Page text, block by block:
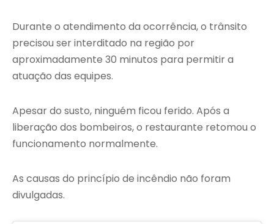
Durante o atendimento da ocorrência, o trânsito
precisou ser interditado na região por
aproximadamente 30 minutos para permitir a
atuação das equipes.
Apesar do susto, ninguém ficou ferido. Após a
liberação dos bombeiros, o restaurante retomou o
funcionamento normalmente.
As causas do princípio de incêndio não foram
divulgadas.